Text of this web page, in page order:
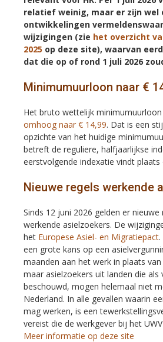
relatief weinig, maar er zijn wel
ontwikkelingen
wijzigingen (zie het overzicht
2025 op deze site), waarvan
dat die op of rond 1 juli 2026
Minimumuurloon naar €
Het bruto wettelijk
omhoog naar € 14,99. Dat is een
opzichte van het huidige
betreft de reguliere, halfjaarlijkse
eerstvolgende indexatie vindt plaats
Nieuwe regels werkende
Sinds 12 juni 2026 gelden er
werkende asielzoekers. De
het Europese Asiel- en Migratiepact
een grote kans op een
maanden aan het werk in plaats
maar asielzoekers uit landen die als
beschouwd, mogen helemaal niet
Nederland. In alle gevallen waarin
mag werken, is een
vereist die de werkgever bij het
Meer informatie op deze site